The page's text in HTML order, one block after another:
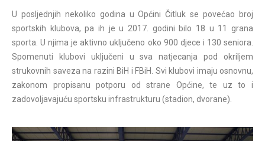
U posljednjih nekoliko godina u Općini Čitluk se povećao broj
sportskih klubova, pa ih je u 2017. godini bilo 18 u 11 grana
sporta. U njima je aktivno uključeno oko 900 djece i 130 seniora.
Spomenuti klubovi uključeni u sva natjecanja pod okriljem
strukovnih saveza na razini BiH i FBiH. Svi klubovi imaju osnovnu,
zakonom propisanu potporu od strane Općine, te uz to i
zadovoljavajuću sportsku infrastrukturu (stadion, dvorane).